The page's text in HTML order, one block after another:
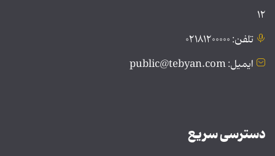
۱۲
تلفن: ۰۲۱۸۱۲۰۰۰۰۰
ایمیل: public@tebyan.com
دسترسی سریع